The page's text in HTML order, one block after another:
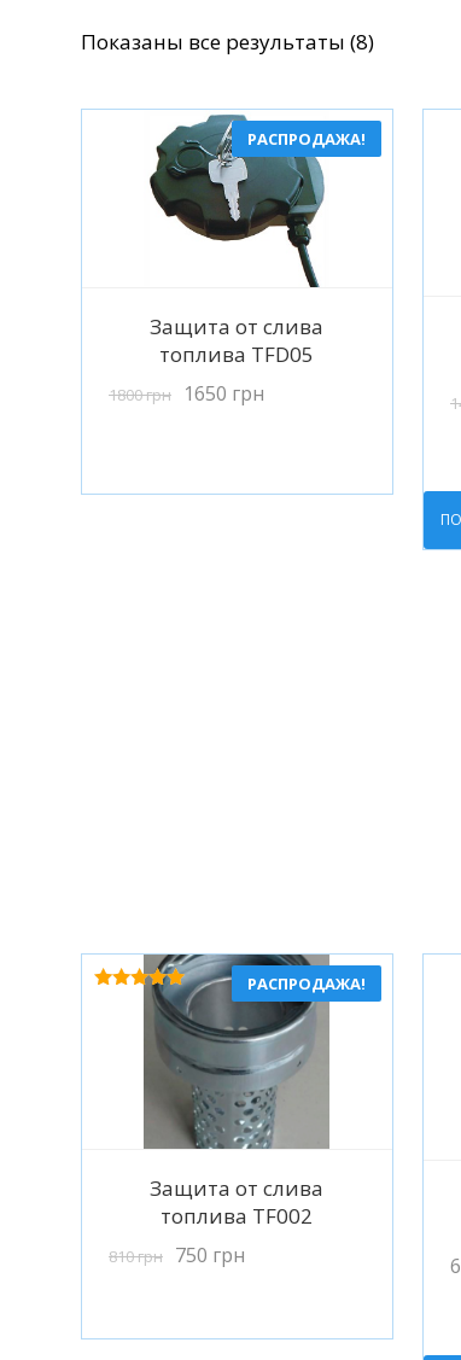
Показаны все результаты (8)
РАСПРОДАЖА!
Подробнее
Защита от слива
топлива TFD05
1800грн 1650 грн
РАСПРОДАЖА!
Подробнее
Защита от слива
топлива TF002
810грн 750 грн